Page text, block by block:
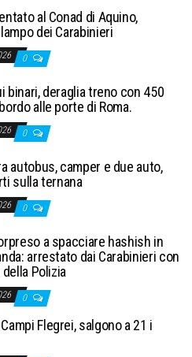
al Conad di Aquino,
dei Carabinieri
0
binari, deraglia treno con 450
alle porte di Roma.
0
autobus, camper e due auto,
sulla ternana
0
a spacciare hashish in
arrestato dai Carabinieri con
Polizia
0
Flegrei, salgono a 21 i